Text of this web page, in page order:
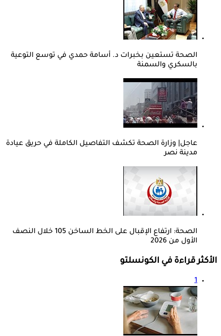
الصحة تستعين بخبرات د. أسامة حمدي في توسع التوعية
بالسكري والسمنة
عاجل| وزارة الصحة تكشف التفاصيل الكاملة في حريق عيادة
مدينة نصر
الصحة: ارتفاع الإقبال على الخط الساخن 105 خلال النصف
الأول من 2026
الأكثر قراءة في الكونسلتو
1